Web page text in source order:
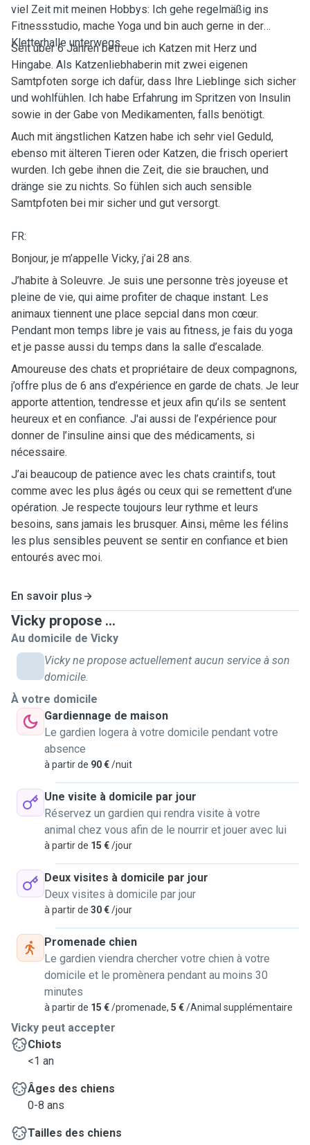
viel Zeit mit meinen Hobbys: Ich gehe regelmäßig ins
Fitnessstudio, mache Yoga und bin auch gerne in der
Kletterhalle unterwegs.
Seit über 6 Jahren betreue ich Katzen mit Herz und
Hingabe. Als Katzenliebhaberin mit zwei eigenen
Samtpfoten sorge ich dafür, dass Ihre Lieblinge sich sicher
und wohlfühlen. Ich habe Erfahrung im Spritzen von Insulin
sowie in der Gabe von Medikamenten, falls benötigt.
Auch mit ängstlichen Katzen habe ich sehr viel Geduld,
ebenso mit älteren Tieren oder Katzen, die frisch operiert
wurden. Ich gebe ihnen die Zeit, die sie brauchen, und
dränge sie zu nichts. So fühlen sich auch sensible
Samtpfoten bei mir sicher und gut versorgt.
FR:
Bonjour, je m’appelle Vicky, j’ai 28 ans.
J’habite à Soleuvre. Je suis une personne très joyeuse et
pleine de vie, qui aime profiter de chaque instant. Les
animaux tiennent une place sepcial dans mon cœur.
Pendant mon temps libre je vais au fitness, je fais du yoga
et je passe aussi du temps dans la salle d’escalade.
Amoureuse des chats et propriétaire de deux compagnons,
j’offre plus de 6 ans d’expérience en garde de chats. Je leur
apporte attention, tendresse et jeux afin qu’ils se sentent
heureux et en confiance. J'ai aussi de l’expérience pour
donner de l’insuline ainsi que des médicaments, si
nécessaire.
J’ai beaucoup de patience avec les chats craintifs, tout
comme avec les plus âgés ou ceux qui se remettent d’une
opération. Je respecte toujours leur rythme et leurs
besoins, sans jamais les brusquer. Ainsi, même les félins
les plus sensibles peuvent se sentir en confiance et bien
entourés avec moi.
En savoir plus
Vicky propose ...
Au domicile de Vicky
Vicky ne propose actuellement aucun service à son
domicile.
À votre domicile
Gardiennage de maison
Le gardien logera à votre domicile pendant votre
absence
à partir de 90 €/nuit
Une visite à domicile par jour
Réservez un gardien qui rendra visite à votre
animal chez vous afin de le nourrir et jouer avec lui
à partir de 15 €/jour
Deux visites à domicile par jour
Deux visites à domicile par jour
à partir de 30 €/jour
Promenade chien
Le gardien viendra chercher votre chien à votre
domicile et le promènera pendant au moins 30
minutes
à partir de 15 €/promenade, 5 €/Animal supplémentaire
Vicky peut accepter
Chiots
<1 an
Âges des chiens
0-8 ans
Tailles des chiens